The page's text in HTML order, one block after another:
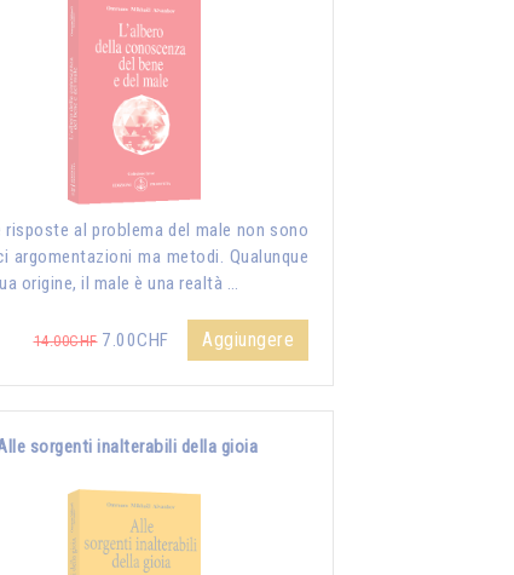
risposte al problema del male non sono
argomentazioni ma metodi. Qualunque
origine, il male è una realtà …
14.00CHF7.00CHF Aggiungere
sorgenti inalterabili della gioia